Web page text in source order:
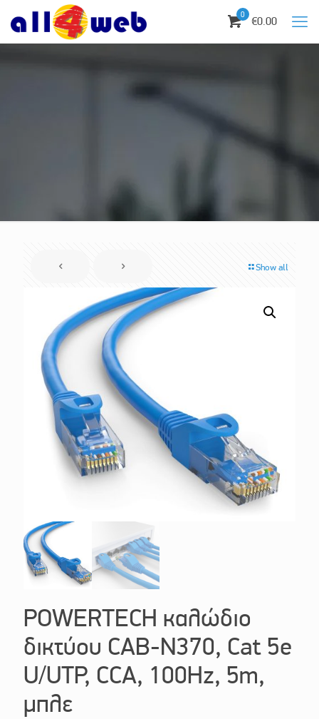
0 €0.00
Show all
POWERTECH καλώδιο
δικτύου CAB-N370, Cat 5e
U/UTP, CCA, 100Hz, 5m,
μπλε